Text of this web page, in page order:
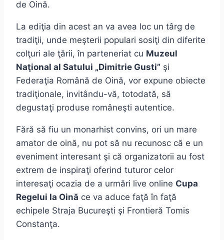
de Oină.
La ediţia din acest an va avea loc un târg de
tradiţii, unde meşterii populari sosiţi din diferite
colţuri ale ţării, în parteneriat cu Muzeul
Naţional al Satului „Dimitrie Gusti” şi
Federaţia Română de Oină, vor expune obiecte
tradiţionale, invitându-vă, totodată, să
degustaţi produse româneşti autentice.
Fără să fiu un monarhist convins, ori un mare
amator de oină, nu pot să nu recunosc că e un
eveniment interesant şi că organizatorii au fost
extrem de inspiraţi oferind tuturor celor
interesaţi ocazia de a urmări live online Cupa
Regelui la Oină ce va aduce faţă în faţă
echipele Straja Bucureşti şi Frontieră Tomis
Constanţa.